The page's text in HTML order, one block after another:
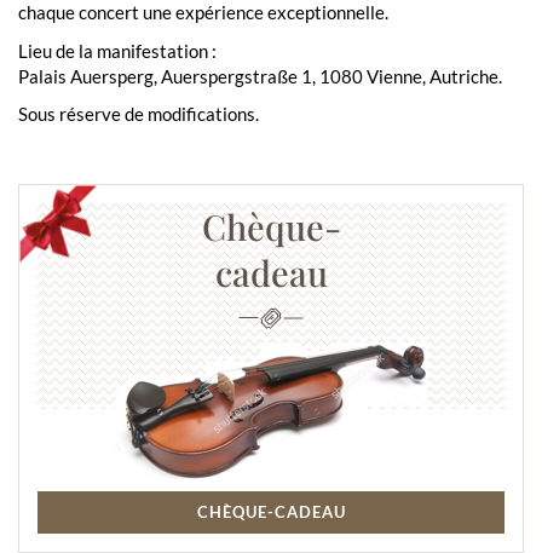
chaque concert une expérience exceptionnelle.
Lieu de la manifestation :
Palais Auersperg, Auerspergstraße 1, 1080 Vienne, Autriche.
Sous réserve de modifications.
Chèque-
cadeau
CHÈQUE-CADEAU